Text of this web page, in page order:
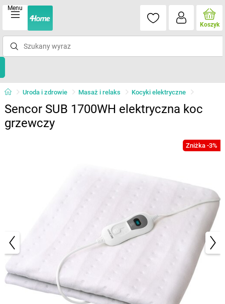
Menu
Koszyk
Uroda i zdrowie Masaż i relaks Kocyki elektryczne
Sencor SUB 1700WH elektryczna koc
grzewczy
Zniżka -3%